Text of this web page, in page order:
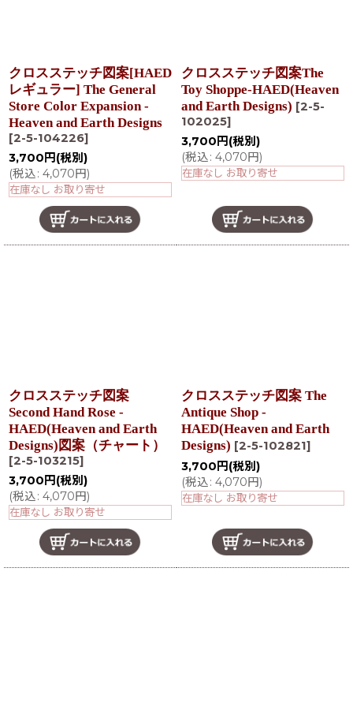
クロスステッチ図案[HAED
レギュラー] The General
Store Color Expansion -
Heaven and Earth Designs
[2-5-104226]
3,700 円 (税別)
(税込: 4,070円)
在庫なし お取り寄せ
クロスステッチ図案The
Toy Shoppe-HAED(Heaven
and Earth Designs) [2-5-
102025]
3,700 円 (税別)
(税込: 4,070円)
在庫なし お取り寄せ
クロスステッチ図案
Second Hand Rose -
HAED(Heaven and Earth
Designs)図案（チャート）
[2-5-103215]
3,700 円 (税別)
(税込: 4,070円)
在庫なし お取り寄せ
クロスステッチ図案 The
Antique Shop -
HAED(Heaven and Earth
Designs) [2-5-102821]
3,700 円 (税別)
(税込: 4,070円)
在庫なし お取り寄せ